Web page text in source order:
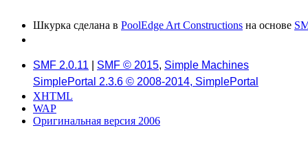
Шкурка сделана в PoolEdge Art Constructions на основе
SMF 2.0.11 SMF © 2015, Simple Machines
SimplePortal 2.3.6 © 2008-2014, SimplePortal
XHTML
WAP
Оригинальная версия 2006